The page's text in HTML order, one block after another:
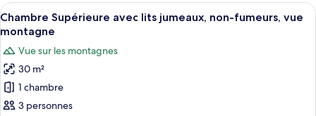
non-
fumeurs,
vue
montagne
de
chambre
Chambre
Standard
avec
lits
jumeaux,
non-
Afficher
toutes
photos
pour
ce
type
Une chambre d’hôtel avec deux
6
Chambre Supérieure avec lits jumeaux, non-fumeurs, vue
montagne
Vue sur les montagnes
30 m²
1 chambre
3 personnes